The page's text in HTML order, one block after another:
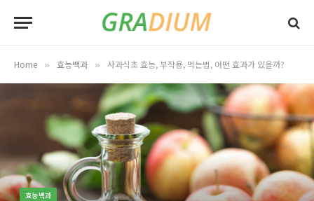
Home » 효능백과 » 사과식초 효능, 부작용, 먹는법, 어떤 효과가 있을까?
효능백과